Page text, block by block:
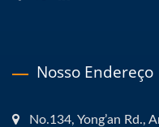
Nosso Endereço
No.134, Yong’an Rd.,